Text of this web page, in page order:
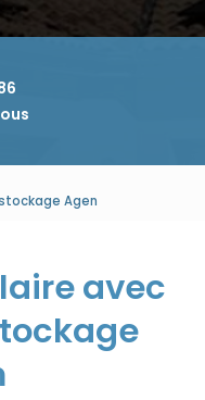
Agen
avec